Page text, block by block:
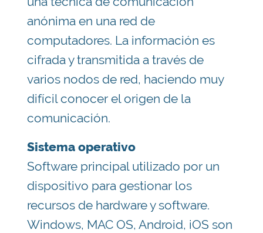
anónima en una red de
computadores. La información es
cifrada y transmitida a través de
varios nodos de red, haciendo muy
difícil conocer el origen de la
comunicación.
Sistema operativo
Software principal utilizado por un
dispositivo para gestionar los
recursos de hardware y software.
Windows, MAC OS, Android, iOS son